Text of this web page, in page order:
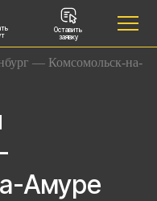
Оставить
заявку
— Комсомольск-на-
Амуре